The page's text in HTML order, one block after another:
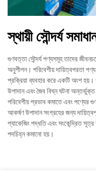
স্থায়ী সৌন্দর্য
গুণবত্তা সৌন্দর্য পণ্যসমূহ তাদের
অনুশীলন। পরিবেশীয় দায়িত্বপরতা
প্রক্রিয়া ব্যবহার করে একটি অংশ হয়।
উপাদান এবং জৈব বিঘ্ন ঘটনা
পরিবেশীয় প্রভাব কমাতে এবং পণ্যের
আকর্ষণ উপাদান সংগ্রহের জন্য
প্যাকেজিং পদ্ধতি এবং সংকেন্দ্রিত
পদচিহ্ন কমানো হয়।